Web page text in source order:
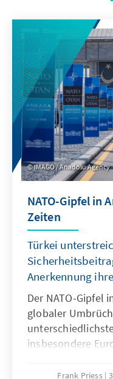
IMAGO / Anadolu Agency
NATO-Gipfel in
Zeiten
Türkei
Anerkennung
Der NATO-Gipfel
globaler
insbesondere
sich jeweils an
Frank Priess